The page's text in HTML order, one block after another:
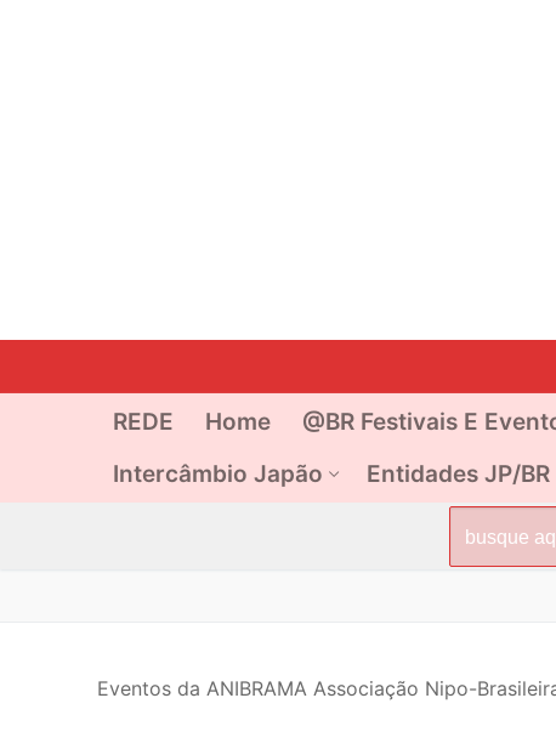
REDE Home @BR Festivais E
Intercâmbio Japão
Entidades JP/BR
por:
Eventos da ANIBRAMA Associação Nipo-